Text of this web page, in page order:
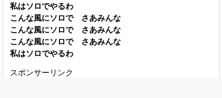
私はソロでやるわ
こんな風にソロで さあみんな
こんな風にソロで さあみんな
こんな風にソロで さあみんな
私はソロでやるわ
スポンサーリンク